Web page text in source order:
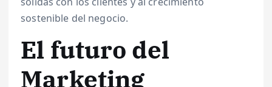
sostenible del negocio.
El futuro del
Marketing